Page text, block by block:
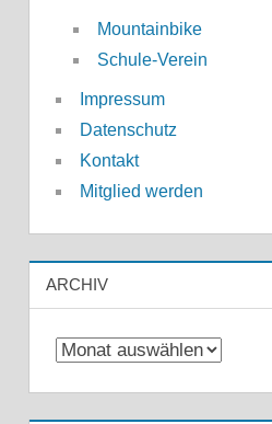
Mountainbike
Schule-Verein
Impressum
Datenschutz
Kontakt
Mitglied werden
ARCHIV
Archiv